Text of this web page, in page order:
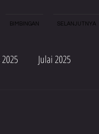
BIMBINGAN SELANJUTNYA
2025 Julai 2025